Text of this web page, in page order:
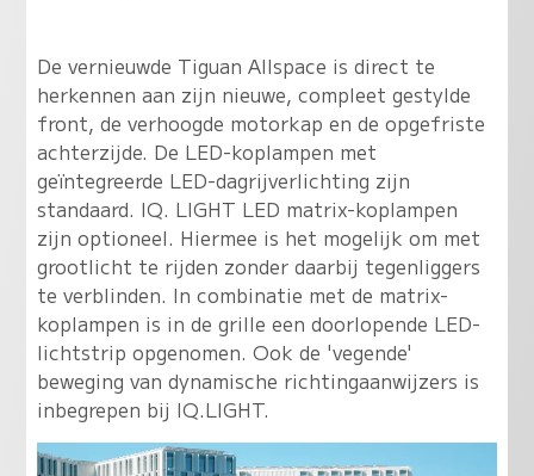
De vernieuwde Tiguan Allspace is direct te
herkennen aan zijn nieuwe, compleet gestylde
front, de verhoogde motorkap en de opgefriste
achterzijde. De LED-koplampen met
geïntegreerde LED-dagrijverlichting zijn
standaard. IQ. LIGHT LED matrix-koplampen
zijn optioneel. Hiermee is het mogelijk om met
grootlicht te rijden zonder daarbij tegenliggers
te verblinden. In combinatie met de matrix-
koplampen is in de grille een doorlopende LED-
lichtstrip opgenomen. Ook de 'vegende'
beweging van dynamische richtingaanwijzers is
inbegrepen bij IQ.LIGHT.